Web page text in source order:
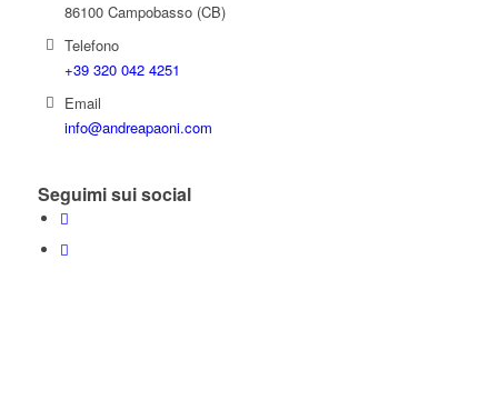
86100 Campobasso (CB)
Telefono
+39 320 042 4251
Email
info@andreapaoni.com
Seguimi sui social